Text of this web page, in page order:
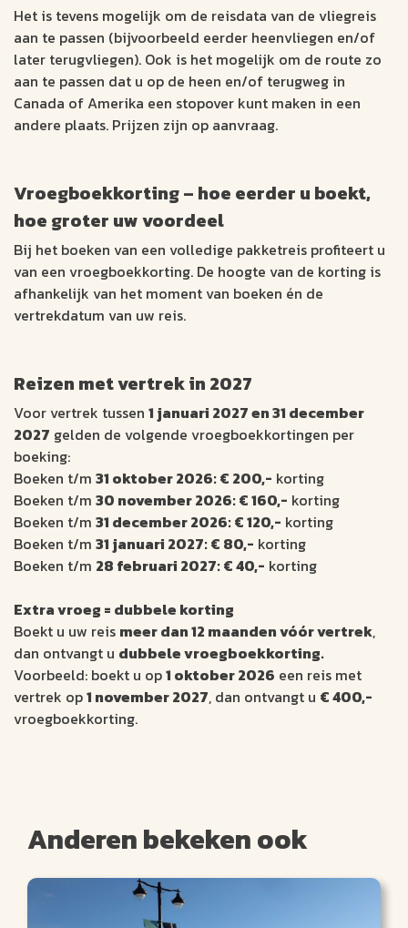
Het is tevens mogelijk om de reisdata van de vliegreis
aan te passen (bijvoorbeeld eerder heenvliegen en/of
later terugvliegen). Ook is het mogelijk om de route zo
aan te passen dat u op de heen en/of terugweg in
Canada of Amerika een stopover kunt maken in een
andere plaats. Prijzen zijn op aanvraag.
Vroegboekkorting – hoe eerder u boekt,
hoe groter uw voordeel
Bij het boeken van een volledige pakketreis profiteert u
van een vroegboekkorting. De hoogte van de korting is
afhankelijk van het moment van boeken én de
vertrekdatum van uw reis.
Reizen met vertrek in 2027
Voor vertrek tussen 1 januari 2027 en 31 december
2027 gelden de volgende vroegboekkortingen per
boeking:
Boeken t/m 31 oktober 2026: € 200,- korting
Boeken t/m 30 november 2026: € 160,- korting
Boeken t/m 31 december 2026: € 120,- korting
Boeken t/m 31 januari 2027: € 80,- korting
Boeken t/m 28 februari 2027: € 40,- korting
Extra vroeg = dubbele korting
Boekt u uw reis meer dan 12 maanden vóór vertrek,
dan ontvangt u dubbele vroegboekkorting.
Voorbeeld: boekt u op1 oktober 2026 een reis met
vertrek op1 november 2027, dan ontvangt u € 400,-
vroegboekkorting.
Anderen bekeken ook